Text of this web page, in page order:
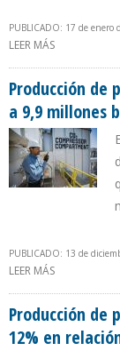
PUBLICADO: 17 de enero
LEER MÁS
Producción de
a 9,9 millones
PUBLICADO: 13 de
LEER MÁS
Producción de
12% en